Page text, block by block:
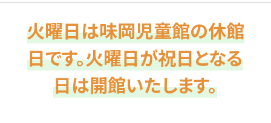
火曜日は味岡児童館の休館
日です。火曜日が祝日となる
日は開館いたします。